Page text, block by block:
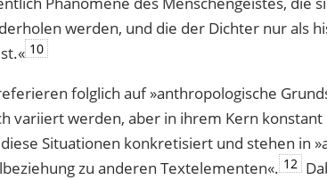
werden, und die der Dichter nur als
10
folglich auf »anthropologische
variiert werden, aber in ihrem Kern konstant
Situationen konkretisiert und stehen in
zu anderen Text­elementen«. 12